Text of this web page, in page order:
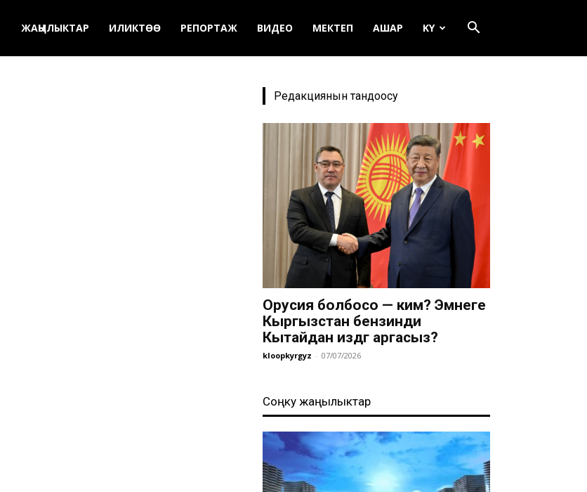
ЖАҢЫЛЫКТАР ИЛИКТӨӨ РЕПОРТАЖ ВИДЕО МЕКТЕП АШАР KY
Редакциянын тандоосу
Орусия болбосо — ким? Эмнеге
Кыргызстан бензинди
Кытайдан издөөгө аргасыз?
kloopkyrgyz - 07/07/2026
Соңку жаңылыктар